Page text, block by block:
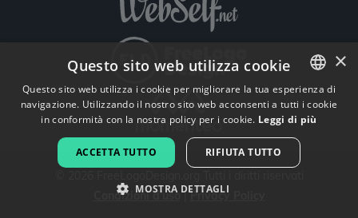
Condizioni d'uso |Privacy Policy
ENGLISH
FRENCH
DUTCH
×
Questo sito web utilizza cookie
Questo sito web utilizza i cookie per migliorare la tua esperienza di
navigazione. Utilizzando il nostro sito web acconsenti a tutti i cookie
in conformità con la nostra policy per i cookie. Leggi di più
ACCETTA TUTTO RIFIUTA TUTTO
MOSTRA DETTAGLI